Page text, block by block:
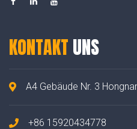
KONTAKT UNS
A4 Gebäude Nr. 3
+86 15920434778